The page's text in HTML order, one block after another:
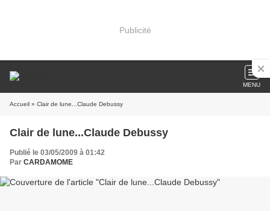
Publicité
MENU
Accueil » Clair de lune...Claude Debussy
Clair de lune...Claude Debussy
Publié le 03/05/2009 à 01:42
Par CARDAMOME